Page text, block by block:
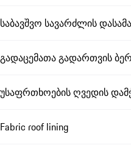
საბავშვო სავარძლის
გადაცემათა გადართვის
უსაფრთხოების ღვედის
Fabric roof lining